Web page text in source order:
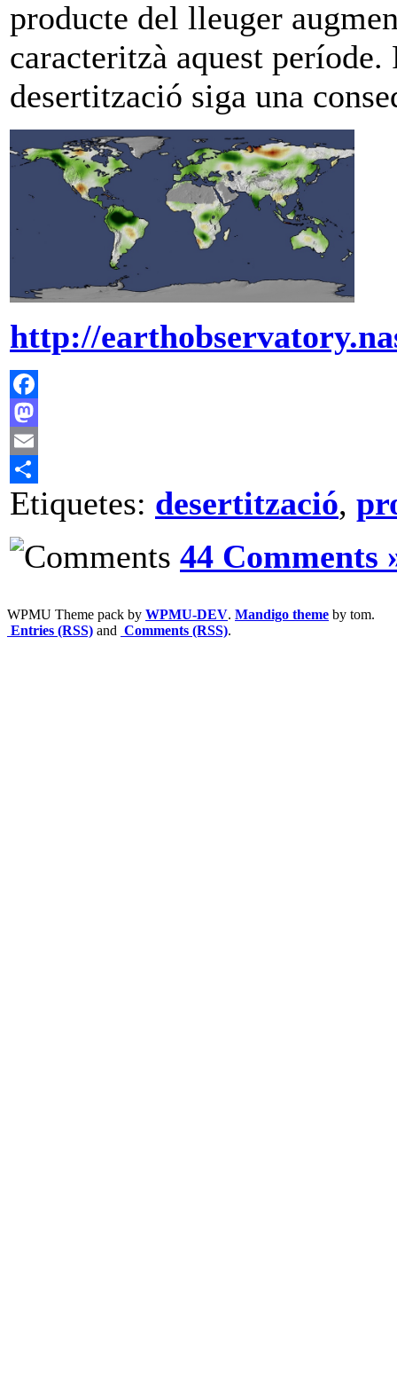
producte del lleuger
caracteritzà aquest
desertització siga una
http://
Facebook
Mastodon
Email
Comparteix
Etiquetes: desertització,
44 Comments
WPMU Theme pack by WPMU-DEV. Mandigo theme by tom.
Entries (RSS) and Comments (RSS).